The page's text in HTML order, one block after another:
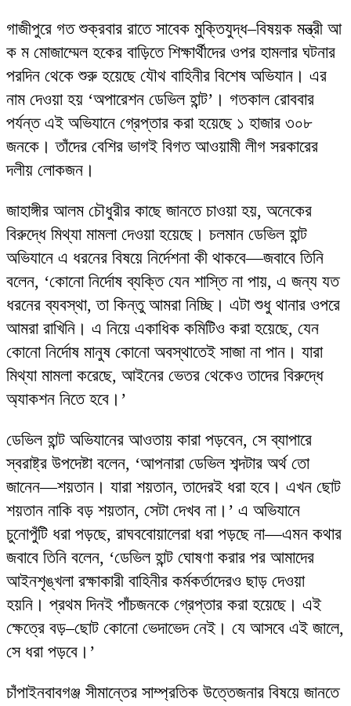
গাজীপুরে গত শুক্রবার রাতে সাবেক মুক্তিযুদ্ধ–বিষয়ক মন্ত্রী আ
ক ম মোজাম্মেল হকের বাড়িতে শিক্ষার্থীদের ওপর হামলার ঘটনার
পরদিন থেকে শুরু হয়েছে যৌথ বাহিনীর বিশেষ অভিযান। এর
নাম দেওয়া হয় ‘অপারেশন ডেভিল হান্ট’। গতকাল রোববার
পর্যন্ত এই অভিযানে গ্রেপ্তার করা হয়েছে ১ হাজার ৩০৮
জনকে। তাঁদের বেশির ভাগই বিগত আওয়ামী লীগ সরকারের
দলীয় লোকজন।
জাহাঙ্গীর আলম চৌধুরীর কাছে জানতে চাওয়া হয়, অনেকের
বিরুদ্ধে মিথ্যা মামলা দেওয়া হয়েছে। চলমান ডেভিল হান্ট
অভিযানে এ ধরনের বিষয়ে নির্দেশনা কী থাকবে—জবাবে তিনি
বলেন, ‘কোনো নির্দোষ ব্যক্তি যেন শাস্তি না পায়, এ জন্য যত
ধরনের ব্যবস্থা, তা কিন্তু আমরা নিচ্ছি। এটা শুধু থানার ওপরে
আমরা রাখিনি। এ নিয়ে একাধিক কমিটিও করা হয়েছে, যেন
কোনো নির্দোষ মানুষ কোনো অবস্থাতেই সাজা না পান। যারা
মিথ্যা মামলা করেছে, আইনের ভেতর থেকেও তাদের বিরুদ্ধে
অ্যাকশন নিতে হবে।’
ডেভিল হান্ট অভিযানের আওতায় কারা পড়বেন, সে ব্যাপারে
স্বরাষ্ট্র উপদেষ্টা বলেন, ‘আপনারা ডেভিল শব্দটার অর্থ তো
জানেন—শয়তান। যারা শয়তান, তাদেরই ধরা হবে। এখন ছোট
শয়তান নাকি বড় শয়তান, সেটা দেখব না।’ এ অভিযানে
চুনোপুঁটি ধরা পড়ছে, রাঘববোয়ালেরা ধরা পড়ছে না—এমন কথার
জবাবে তিনি বলেন, ‘ডেভিল হান্ট ঘোষণা করার পর আমাদের
আইনশৃঙ্খলা রক্ষাকারী বাহিনীর কর্মকর্তাদেরও ছাড় দেওয়া
হয়নি। প্রথম দিনই পাঁচজনকে গ্রেপ্তার করা হয়েছে। এই
ক্ষেত্রে বড়–ছোট কোনো ভেদাভেদ নেই। যে আসবে এই জালে,
সে ধরা পড়বে।’
চাঁপাইনবাবগঞ্জ সীমান্তের সাম্প্রতিক উত্তেজনার বিষয়ে জানতে